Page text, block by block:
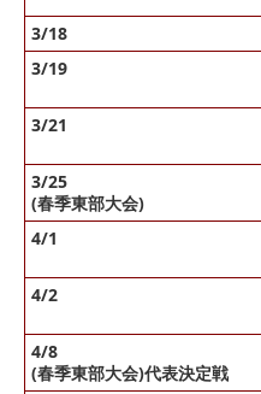
3/18
3/19
3/21
3/25
(春季東部大会)
4/1
4/2
4/8
(春季東部大会)代表決定戦